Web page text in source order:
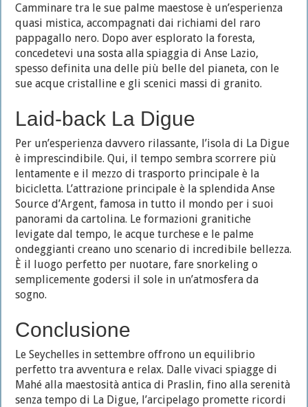
Camminare tra le sue palme maestose è un’esperienza
quasi mistica, accompagnati dai richiami del raro
pappagallo nero. Dopo aver esplorato la foresta,
concedetevi una sosta alla spiaggia di Anse Lazio,
spesso definita una delle più belle del pianeta, con le
sue acque cristalline e gli scenici massi di granito.
Laid-back La Digue
Per un’esperienza davvero rilassante, l’isola di La Digue
è imprescindibile. Qui, il tempo sembra scorrere più
lentamente e il mezzo di trasporto principale è la
bicicletta. L’attrazione principale è la splendida Anse
Source d’Argent, famosa in tutto il mondo per i suoi
panorami da cartolina. Le formazioni granitiche
levigate dal tempo, le acque turchese e le palme
ondeggianti creano uno scenario di incredibile bellezza.
È il luogo perfetto per nuotare, fare snorkeling o
semplicemente godersi il sole in un’atmosfera da
sogno.
Conclusione
Le Seychelles in settembre offrono un equilibrio
perfetto tra avventura e relax. Dalle vivaci spiagge di
Mahé alla maestosità antica di Praslin, fino alla serenità
senza tempo di La Digue, l’arcipelago promette ricordi